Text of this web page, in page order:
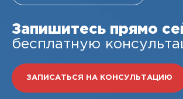
Запишитесь прямо
бесплатную
ЗАПИСАТЬСЯ НА КОНСУЛЬТАЦИЮ